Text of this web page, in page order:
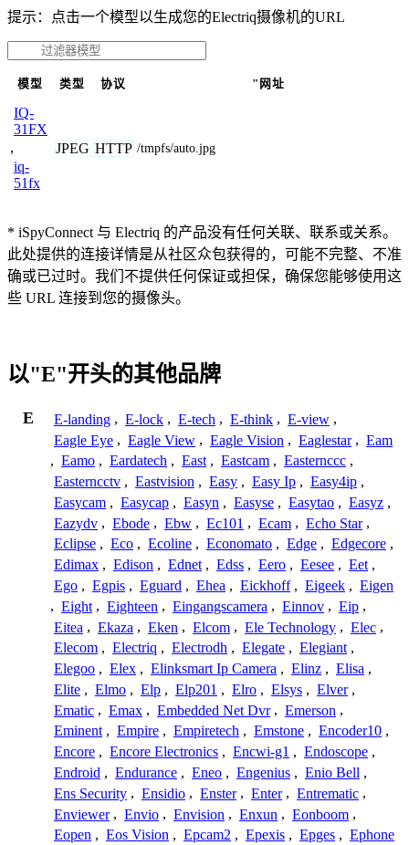
提示：点击一个模型以生成您的Electriq摄像机的URL
模型 类型 协议 "网址
IQ-
31FX
,
iq-
51fx
JPEG HTTP /tmpfs/auto.jpg
* iSpyConnect 与 Electriq 的产品没有任何关联、联系或关系。
此处提供的连接详情是从社区众包获得的，可能不完整、不准
确或已过时。我们不提供任何保证或担保，确保您能够使用这
些 URL 连接到您的摄像头。
以"E"开头的其他品牌
E E-landing , E-lock , E-tech , E-think , E-view ,
Eagle Eye , Eagle View , Eagle Vision , Eaglestar , Eam
, Eamo , Eardatech , East , Eastcam , Easternccc ,
Easterncctv , Eastvision , Easy , Easy Ip , Easy4ip ,
Easycam , Easycap , Easyn , Easyse , Easytao , Easyz ,
Eazydv , Ebode , Ebw , Ec101 , Ecam , Echo Star ,
Eclipse , Eco , Ecoline , Economato , Edge , Edgecore ,
Edimax , Edison , Ednet , Edss , Eero , Eesee , Eet ,
Ego , Egpis , Eguard , Ehea , Eickhoff , Eigeek , Eigen
, Eight , Eighteen , Eingangscamera , Einnov , Eip ,
Eitea , Ekaza , Eken , Elcom , Ele Technology , Elec ,
Elecom , Electriq , Electrodh , Elegate , Elegiant ,
Elegoo , Elex , Elinksmart Ip Camera , Elinz , Elisa ,
Elite , Elmo , Elp , Elp201 , Elro , Elsys , Elver ,
Ematic , Emax , Embedded Net Dvr , Emerson ,
Eminent , Empire , Empiretech , Emstone , Encoder10 ,
Encore , Encore Electronics , Encwi-g1 , Endoscope ,
Endroid , Endurance , Eneo , Engenius , Enio Bell ,
Ens Security , Ensidio , Enster , Enter , Entrematic ,
Enviewer , Envio , Envision , Enxun , Eonboom ,
Eopen , Eos Vision , Epcam2 , Epexis , Epges , Ephone